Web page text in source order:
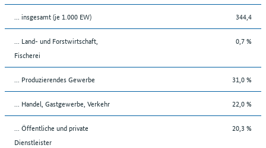
... insgesamt (je 1.000 EW) 344,4
... Land- und Forstwirtschaft,
Fischerei
0,7 %
... Produzierendes Gewerbe 31,0 %
... Handel, Gastgewerbe, Verkehr 22,0 %
... Öffentliche und private
Dienstleister
20,3 %